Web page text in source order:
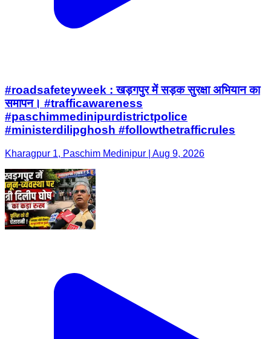
#roadsafeteyweek : खड़गपुर में सड़क सुरक्षा अभियान का
समापन। #trafficawareness
#paschimmedinipurdistrictpolice
#ministerdilipghosh #followthetrafficrules
Kharagpur 1, Paschim Medinipur | Aug 9, 2026